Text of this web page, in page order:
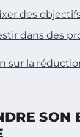
des
dans des
sur la
SON